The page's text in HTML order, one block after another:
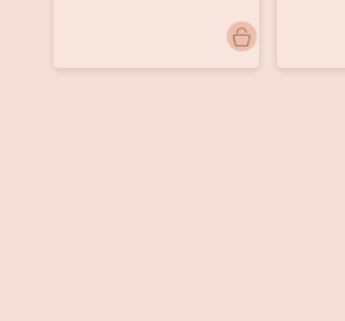
publiée
publiée